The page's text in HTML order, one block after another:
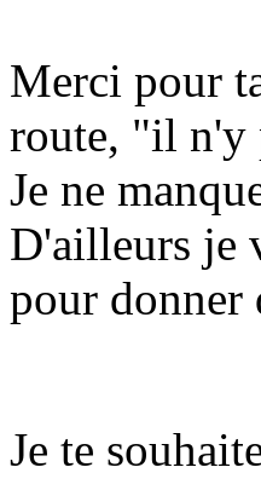
Merci pour
route, "il n'y
Je ne
D'ailleurs je
pour donner
Je te